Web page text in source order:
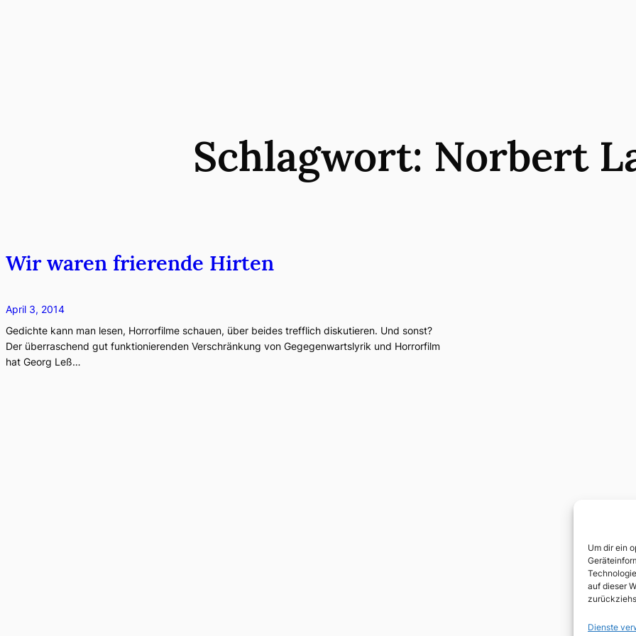
Um dir ein
auf dieser
Dienste
Schlagwort: Norbert
Wir waren frierende Hirten
April 3, 2014
Gedichte kann man lesen, Horrorfilme schauen, über beides trefflich diskutieren. Und sonst?
Der überraschend gut funktionierenden Verschränkung von Gegegenwartslyrik und Horrorfilm
hat Georg Leß…